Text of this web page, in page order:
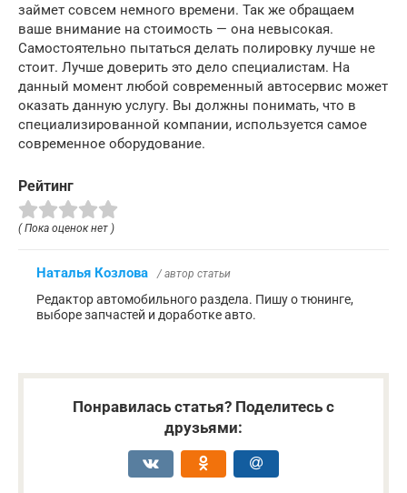
займет совсем немного времени. Так же обращаем
ваше внимание на стоимость — она невысокая.
Самостоятельно пытаться делать полировку лучше не
стоит. Лучше доверить это дело специалистам. На
данный момент любой современный автосервис может
оказать данную услугу. Вы должны понимать, что в
специализированной компании, используется самое
современное оборудование.
Рейтинг
( Пока оценок нет )
Наталья Козлова / автор статьи
Редактор автомобильного раздела. Пишу о тюнинге,
выборе запчастей и доработке авто.
Понравилась статья? Поделитесь с
друзьями: